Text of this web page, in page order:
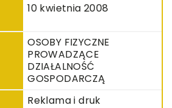
10 kwietnia 2008
OSOBY FIZYCZNE
PROWADZĄCE
DZIAŁALNOŚĆ
GOSPODARCZĄ
Reklama i druk